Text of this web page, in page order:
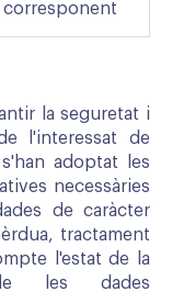
corresponent
la seguretat i
l'interessat de
adoptat les
necessàries
de caràcter
tractament
l'estat de la
les dades